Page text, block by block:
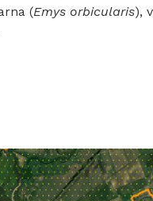
(Emys orbicularis),